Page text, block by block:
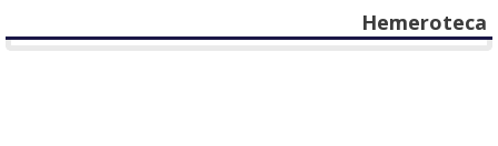
Hemeroteca